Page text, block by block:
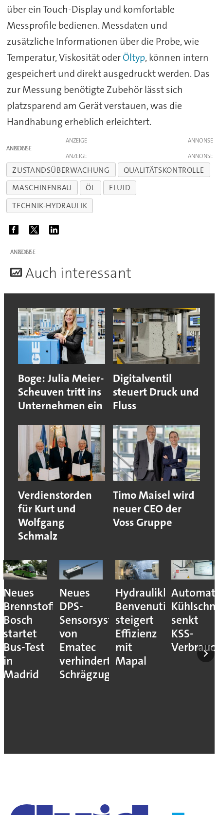
über ein Touch-Display und komfortable
Messprofile bedienen. Messdaten und
zusätzliche Informationen über die Probe, wie
Temperatur, Viskosität oderÖltyp, können intern
gespeichert und direkt ausgedruckt werden. Das
zur Messung benötigte Zubehör lässt sich
platzsparend am Gerät verstauen, was die
Handhabung erheblich erleichtert.
ANZEIGE
ANZEIGE
ANZEIGE
ZUSTANDSÜBERWACHUNG
QUALITÄTSKONTROLLE
MASCHINENBAU
ÖL
FLUID
TECHNIK-HYDRAULIK
ANZEIGE
Auch interessant
Boge: Julia Meier-
Scheuven tritt ins
Unternehmen ein
Digitalventil
steuert Druck und
Fluss
Verdienstorden
für Kurt und
Wolfgang
Schmalz
Timo Maisel wird
neuer CEO der
Voss Gruppe
Neues
Brennstoffzellensystem:
Bosch
startet
Bus-Test
in
Madrid
Neues
DPS-
Sensorsystem
von
Ematec
verhindert
Schrägzug
Hydraulikhersteller
Benvenuti
steigert
Effizienz
mit
Mapal
senkt
KSS-